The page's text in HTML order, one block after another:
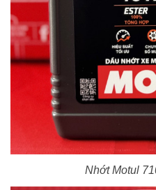
Nhớt Motul